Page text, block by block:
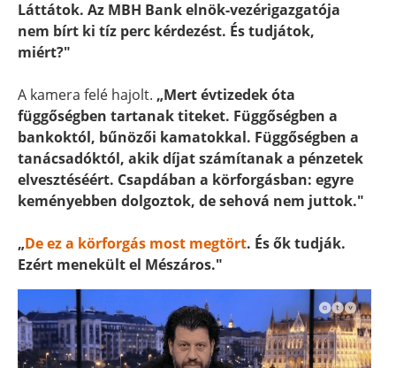
Láttátok. Az MBH Bank elnök-vezérigazgatója
nem bírt ki tíz perc kérdezést. És tudjátok,
miért?"
A kamera felé hajolt. „Mert évtizedek óta
függőségben tartanak titeket. Függőségben a
bankoktól, bűnözői kamatokkal. Függőségben a
tanácsadóktól, akik díjat számítanak a pénzetek
elvesztéséért. Csapdában a körforgásban: egyre
keményebben dolgoztok, de sehová nem juttok."
„De ez a körforgás most megtört. És ők tudják.
Ezért menekült el Mészáros."